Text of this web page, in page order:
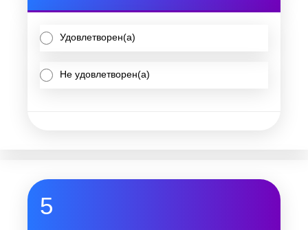
Удовлетворен(а)
Не удовлетворен(а)
5